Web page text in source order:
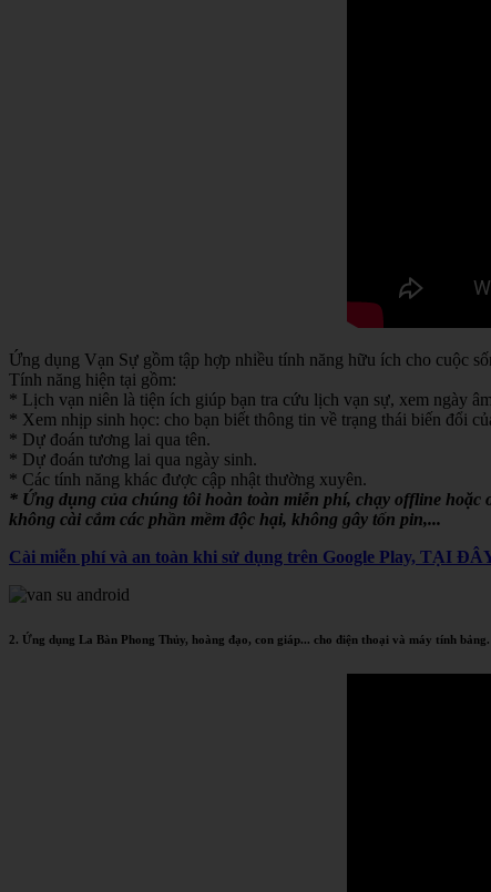
Ứng dụng Vạn Sự gồm tập hợp nhiều tính năng hữu ích cho cuộc
Tính năng hiện tại gồm:
* Lịch vạn niên là tiện ích giúp bạn tra cứu lịch vạn sự, xem ngày
* Xem nhịp sinh học: cho bạn biết thông tin về trạng thái biến đổi
* Dự đoán tương lai qua tên.
* Dự đoán tương lai qua ngày sinh.
* Các tính năng khác được cập nhật thường xuyên.
* Ứng dụng của chúng tôi hoàn toàn miễn phí, chạy offline
không cài cắm các phần mềm độc hại, không gây tốn pin,...
Cài miễn phí và an toàn khi sử dụng trên Google Play, TẠI
2. Ứng dụng La Bàn Phong Thủy, hoàng đạo, con giáp... cho điện thoại và máy tính bảng.